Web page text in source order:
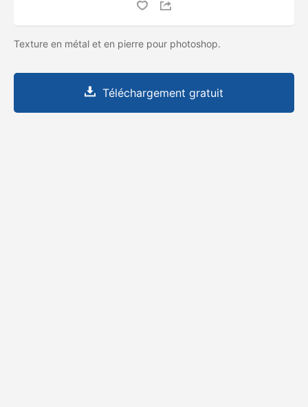
Texture en métal et en pierre pour photoshop.
Téléchargement gratuit